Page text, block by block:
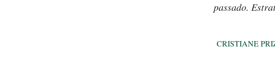
passado.
CRISTIANE